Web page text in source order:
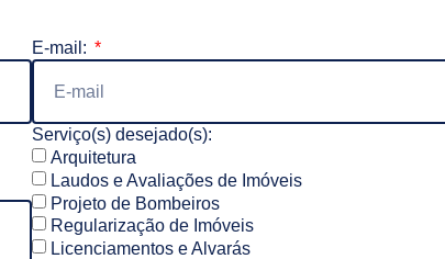
E-mail:
Serviço(s) desejado(s):
Arquitetura
Laudos e Avaliações de Imóveis
Projeto de Bombeiros
Regularização de Imóveis
Licenciamentos e Alvarás